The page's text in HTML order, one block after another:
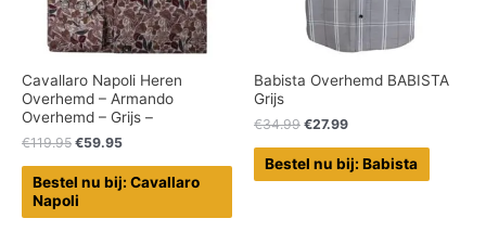
Cavallaro Napoli Heren
Overhemd – Armando
Overhemd – Grijs –
€119.95 €59.95
Bestel nu bij: Cavallaro
Napoli
Babista Overhemd BABISTA
Grijs
€34.99 €27.99
Bestel nu bij: Babista